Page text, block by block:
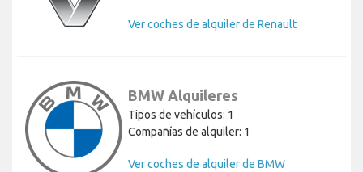
Ver coches de alquiler de Renault
BMW Alquileres
Tipos de vehículos: 1
Compañías de alquiler: 1
Ver coches de alquiler de BMW